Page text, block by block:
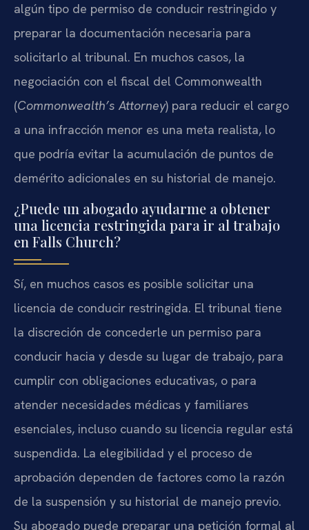
algún tipo de permiso de conducir restringido y
preparar la documentación necesaria para
solicitarlo al tribunal. En muchos casos, la
negociación con el fiscal del Commonwealth
(Commonwealth’s Attorney) para reducir el cargo
a una infracción menor es una meta realista, lo
que podría evitar la acumulación de puntos de
demérito adicionales en su historial de manejo.
¿Puede un abogado ayudarme a obtener
una licencia restringida para ir al trabajo
en Falls Church?
Sí, en muchos casos es posible solicitar una
licencia de conducir restringida. El tribunal tiene
la discreción de concederle un permiso para
conducir hacia y desde su lugar de trabajo, para
cumplir con obligaciones educativas, o para
atender necesidades médicas y familiares
esenciales, incluso cuando su licencia regular está
suspendida. La elegibilidad y el proceso de
aprobación dependen de factores como la razón
de la suspensión y su historial de manejo previo.
Su abogado puede preparar una petición formal al